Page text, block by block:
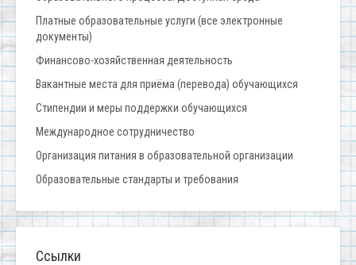
Платные образовательные услуги (все электронные
документы)
Финансово-хозяйственная деятельность
Вакантные места для приёма (перевода) обучающихся
Стипендии и меры поддержки обучающихся
Международное сотрудничество
Организация питания в образовательной организации
Образовательные стандарты и требования
Ссылки